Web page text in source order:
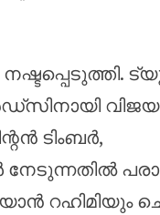
നഷ്ടപ്പെടുത്തി.
ടിംബർ,
റഹിമിയും